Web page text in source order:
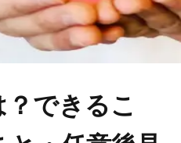
できるこ